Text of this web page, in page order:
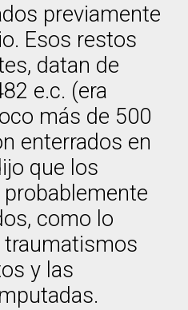
previamente
Esos restos
datan de
e.c. (era
más de 500
enterrados en
que los
como lo
y las